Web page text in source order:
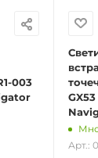
003
Арт.: